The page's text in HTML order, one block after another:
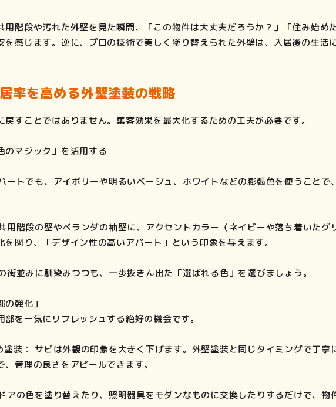
階段や汚れた外壁を見た瞬間、「この物件は大丈夫だろうか？」「住み始め
感じます。逆に、プロの技術で美しく塗り替えられた外壁は、入居後の生活
率を高める外壁塗装の戦略
すことではありません。集客効果を最大化するための工夫が必要です。
マジック」を活用する
ートでも、アイボリーや明るいベージュ、ホワイトなどの膨張色を使うことで
用階段の壁やベランダの袖壁に、アクセントカラー（ネイビーや落ち着いたグ
図り、「デザイン性の高いアパート」という印象を与えます。
並みに馴染みつつも、一歩抜きん出た「選ばれる色」を選びましょう。
強化」
を一気にリフレッシュする絶好の機会です。
装： サビは外観の印象を大きく下げます。外壁塗装と同じタイミングで丁寧
管理の良さをアピールできます。
アの色を塗り替えたり、照明器具をモダンなものに交換したりするだけで、物